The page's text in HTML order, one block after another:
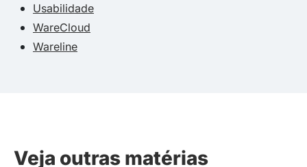
Usabilidade
WareCloud
Wareline
Veja outras matérias